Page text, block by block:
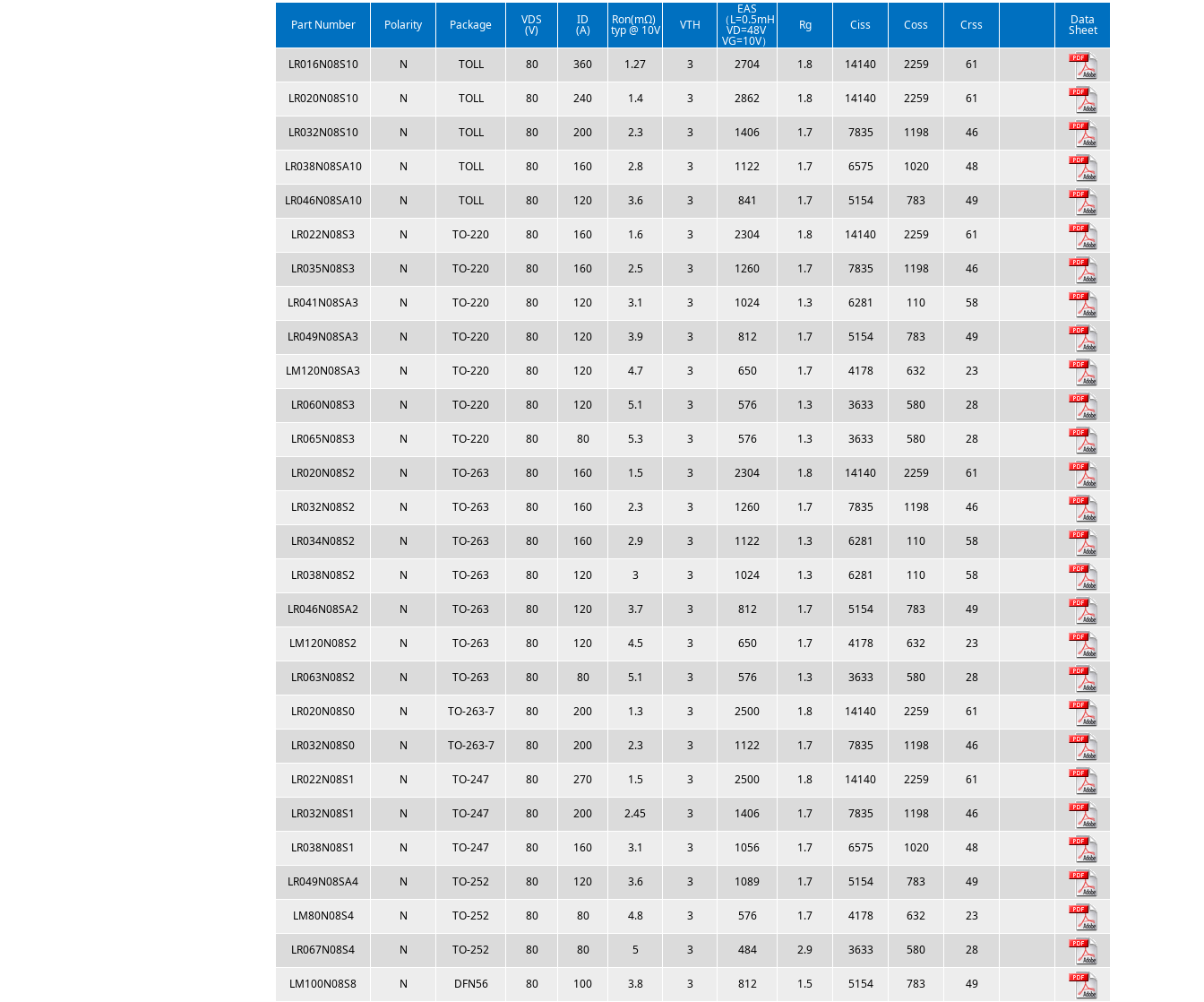
Part Number Polarity Package VDS
(V)
ID
(A)
Ron(mΩ)
typ @ 10V VTH
EAS
（L=0.5mH
VD=48V
VG=10V）
Rg Ciss Coss Crss Data
Sheet
LR016N08S10 N TOLL 80 360 1.27 3 2704 1.8 14140 2259 61
LR020N08S10 N TOLL 80 240 1.4 3 2862 1.8 14140 2259 61
LR032N08S10 N TOLL 80 200 2.3 3 1406 1.7 7835 1198 46
LR038N08SA10 N TOLL 80 160 2.8 3 1122 1.7 6575 1020 48
LR046N08SA10 N TOLL 80 120 3.6 3 841 1.7 5154 783 49
LR022N08S3 N TO-220 80 160 1.6 3 2304 1.8 14140 2259 61
LR035N08S3 N TO-220 80 160 2.5 3 1260 1.7 7835 1198 46
LR041N08SA3 N TO-220 80 120 3.1 3 1024 1.3 6281 110 58
LR049N08SA3 N TO-220 80 120 3.9 3 812 1.7 5154 783 49
LM120N08SA3 N TO-220 80 120 4.7 3 650 1.7 4178 632 23
LR060N08S3 N TO-220 80 120 5.1 3 576 1.3 3633 580 28
LR065N08S3 N TO-220 80 80 5.3 3 576 1.3 3633 580 28
LR020N08S2 N TO-263 80 160 1.5 3 2304 1.8 14140 2259 61
LR032N08S2 N TO-263 80 160 2.3 3 1260 1.7 7835 1198 46
LR034N08S2 N TO-263 80 160 2.9 3 1122 1.3 6281 110 58
LR038N08S2 N TO-263 80 120 3 3 1024 1.3 6281 110 58
LR046N08SA2 N TO-263 80 120 3.7 3 812 1.7 5154 783 49
LM120N08S2 N TO-263 80 120 4.5 3 650 1.7 4178 632 23
LR063N08S2 N TO-263 80 80 5.1 3 576 1.3 3633 580 28
LR020N08S0 N TO-263-7 80 200 1.3 3 2500 1.8 14140 2259 61
LR032N08S0 N TO-263-7 80 200 2.3 3 1122 1.7 7835 1198 46
LR022N08S1 N TO-247 80 270 1.5 3 2500 1.8 14140 2259 61
LR032N08S1 N TO-247 80 200 2.45 3 1406 1.7 7835 1198 46
LR038N08S1 N TO-247 80 160 3.1 3 1056 1.7 6575 1020 48
LR049N08SA4 N TO-252 80 120 3.6 3 1089 1.7 5154 783 49
LM80N08S4 N TO-252 80 80 4.8 3 576 1.7 4178 632 23
LR067N08S4 N TO-252 80 80 5 3 484 2.9 3633 580 28
LM100N08S8 N DFN56 80 100 3.8 3 812 1.5 5154 783 49